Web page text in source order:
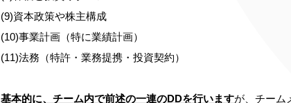
(9)資本政策や株主構成
(10)事業計画（特に業績計画）
(11)法務（特許・業務提携・投資契約）
基本的に、チーム内で前述の一連のDDを行いますが、チーム